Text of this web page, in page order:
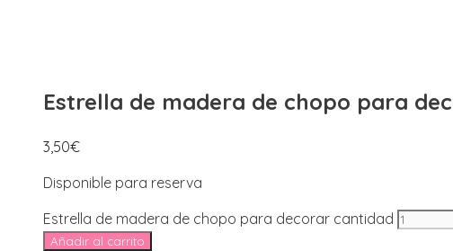
Estrella de madera de chopo para
3,50€
Disponible para reserva
Estrella de madera de chopo para decorar cantidad
Añadir al carrito